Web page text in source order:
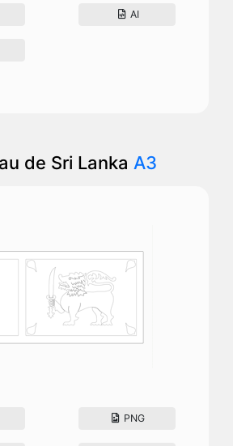
AI
de Sri Lanka A3
PNG